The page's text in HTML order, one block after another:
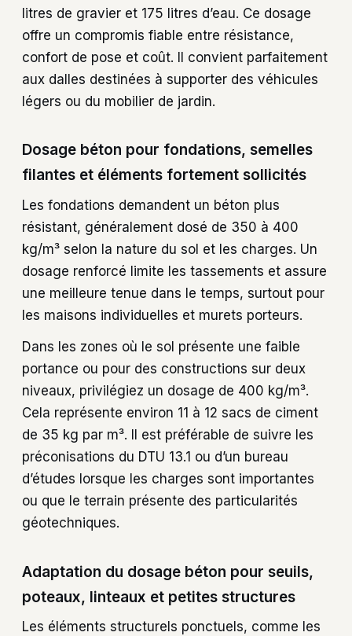
litres de gravier et 175 litres d’eau. Ce dosage
offre un compromis fiable entre résistance,
confort de pose et coût. Il convient parfaitement
aux dalles destinées à supporter des véhicules
légers ou du mobilier de jardin.
Dosage béton pour fondations, semelles
filantes et éléments fortement sollicités
Les fondations demandent un béton plus
résistant, généralement dosé de 350 à 400
kg/m³ selon la nature du sol et les charges. Un
dosage renforcé limite les tassements et assure
une meilleure tenue dans le temps, surtout pour
les maisons individuelles et murets porteurs.
Dans les zones où le sol présente une faible
portance ou pour des constructions sur deux
niveaux, privilégiez un dosage de 400 kg/m³.
Cela représente environ 11 à 12 sacs de ciment
de 35 kg par m³. Il est préférable de suivre les
préconisations du DTU 13.1 ou d’un bureau
d’études lorsque les charges sont importantes
ou que le terrain présente des particularités
géotechniques.
Adaptation du dosage béton pour seuils,
poteaux, linteaux et petites structures
Les éléments structurels ponctuels, comme les